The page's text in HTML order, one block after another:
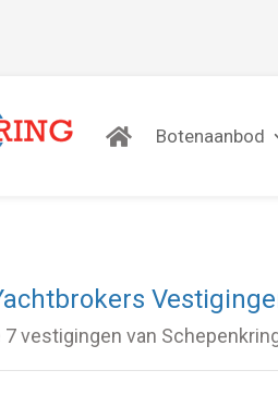
Botenaanbod
7 vestigingen van